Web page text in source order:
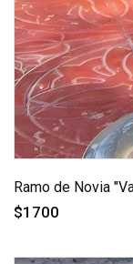
Ramo de Novia
$1700